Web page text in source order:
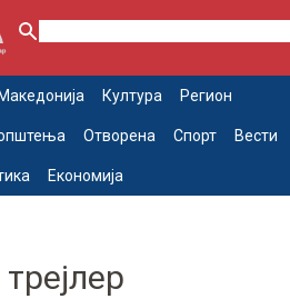
Култура Регион
Отворена Спорт Вести
Економија